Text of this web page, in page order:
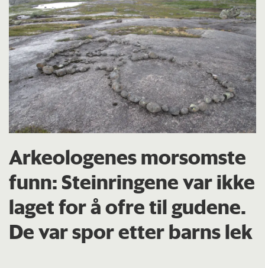
Arkeologenes morsomste
funn: Steinringene var ikke
laget for å ofre til gudene.
De var spor etter barns lek